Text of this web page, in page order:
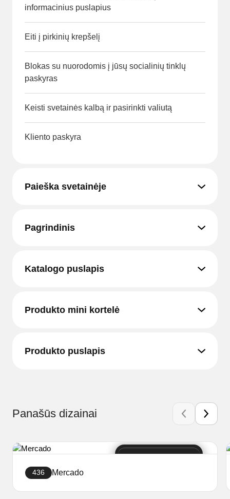
informacinius puslapius
Eiti į pirkinių krepšelį
Blokas su nuorodomis į jūsų socialinių tinklų
paskyras
Keisti svetainės kalbą ir pasirinkti valiutą
Kliento paskyra
Paieška svetainėje
Pagrindinis
Katalogo puslapis
Produkto mini kortelė
Produkto puslapis
Panašūs dizainai
436 Mercado